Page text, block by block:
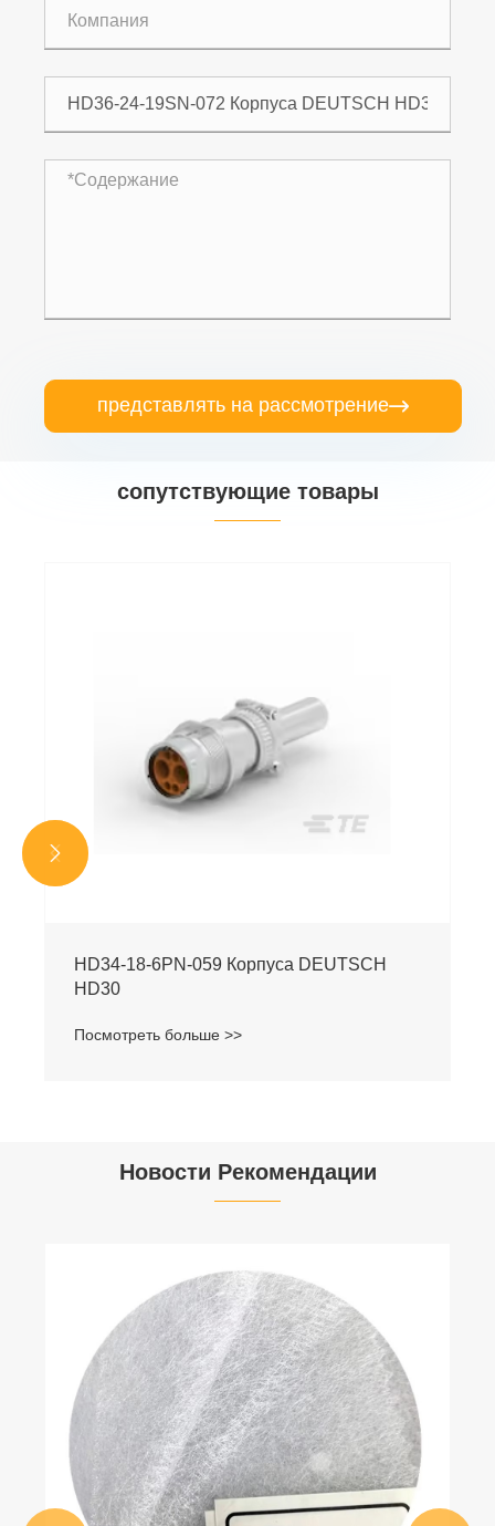
представлять на рассмотрение
сопутствующие товары
HD34-18-6PN-059 Корпуса DEUTSCH
HD30
Посмотреть больше >>


Новости Рекомендации